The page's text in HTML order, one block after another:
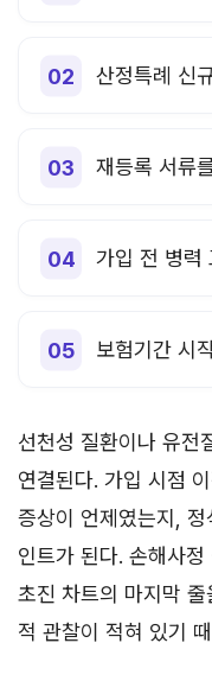
산정특례 신
재등록 서류
가입 전 병력
보험기간 시
선천성 질환이나 유전
연결된다. 가입 시점
증상이 언제였는지,
인트가 된다. 손해사
초진 차트의 마지막
적 관찰이 적혀 있기